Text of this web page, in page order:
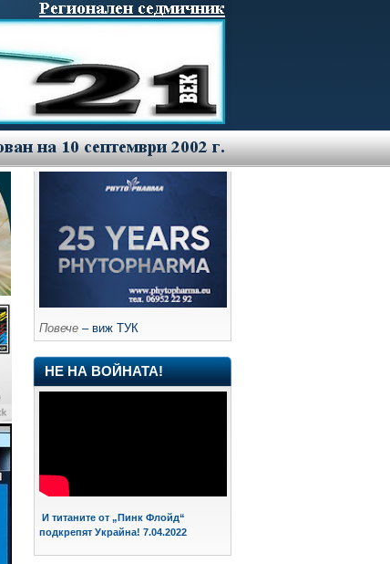
Повече – виж ТУК
НЕ НА ВОЙНАТА!
И титаните от „Пинк Флойд“
подкрепят Украйна! 7.04.2022